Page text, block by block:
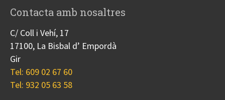
Contacta amb nosaltres
C/ Coll i Vehí, 17
17100, La Bisbal d’ Empordà
Gir
Tel: 609 02 67 60
Tel: 932 05 63 58